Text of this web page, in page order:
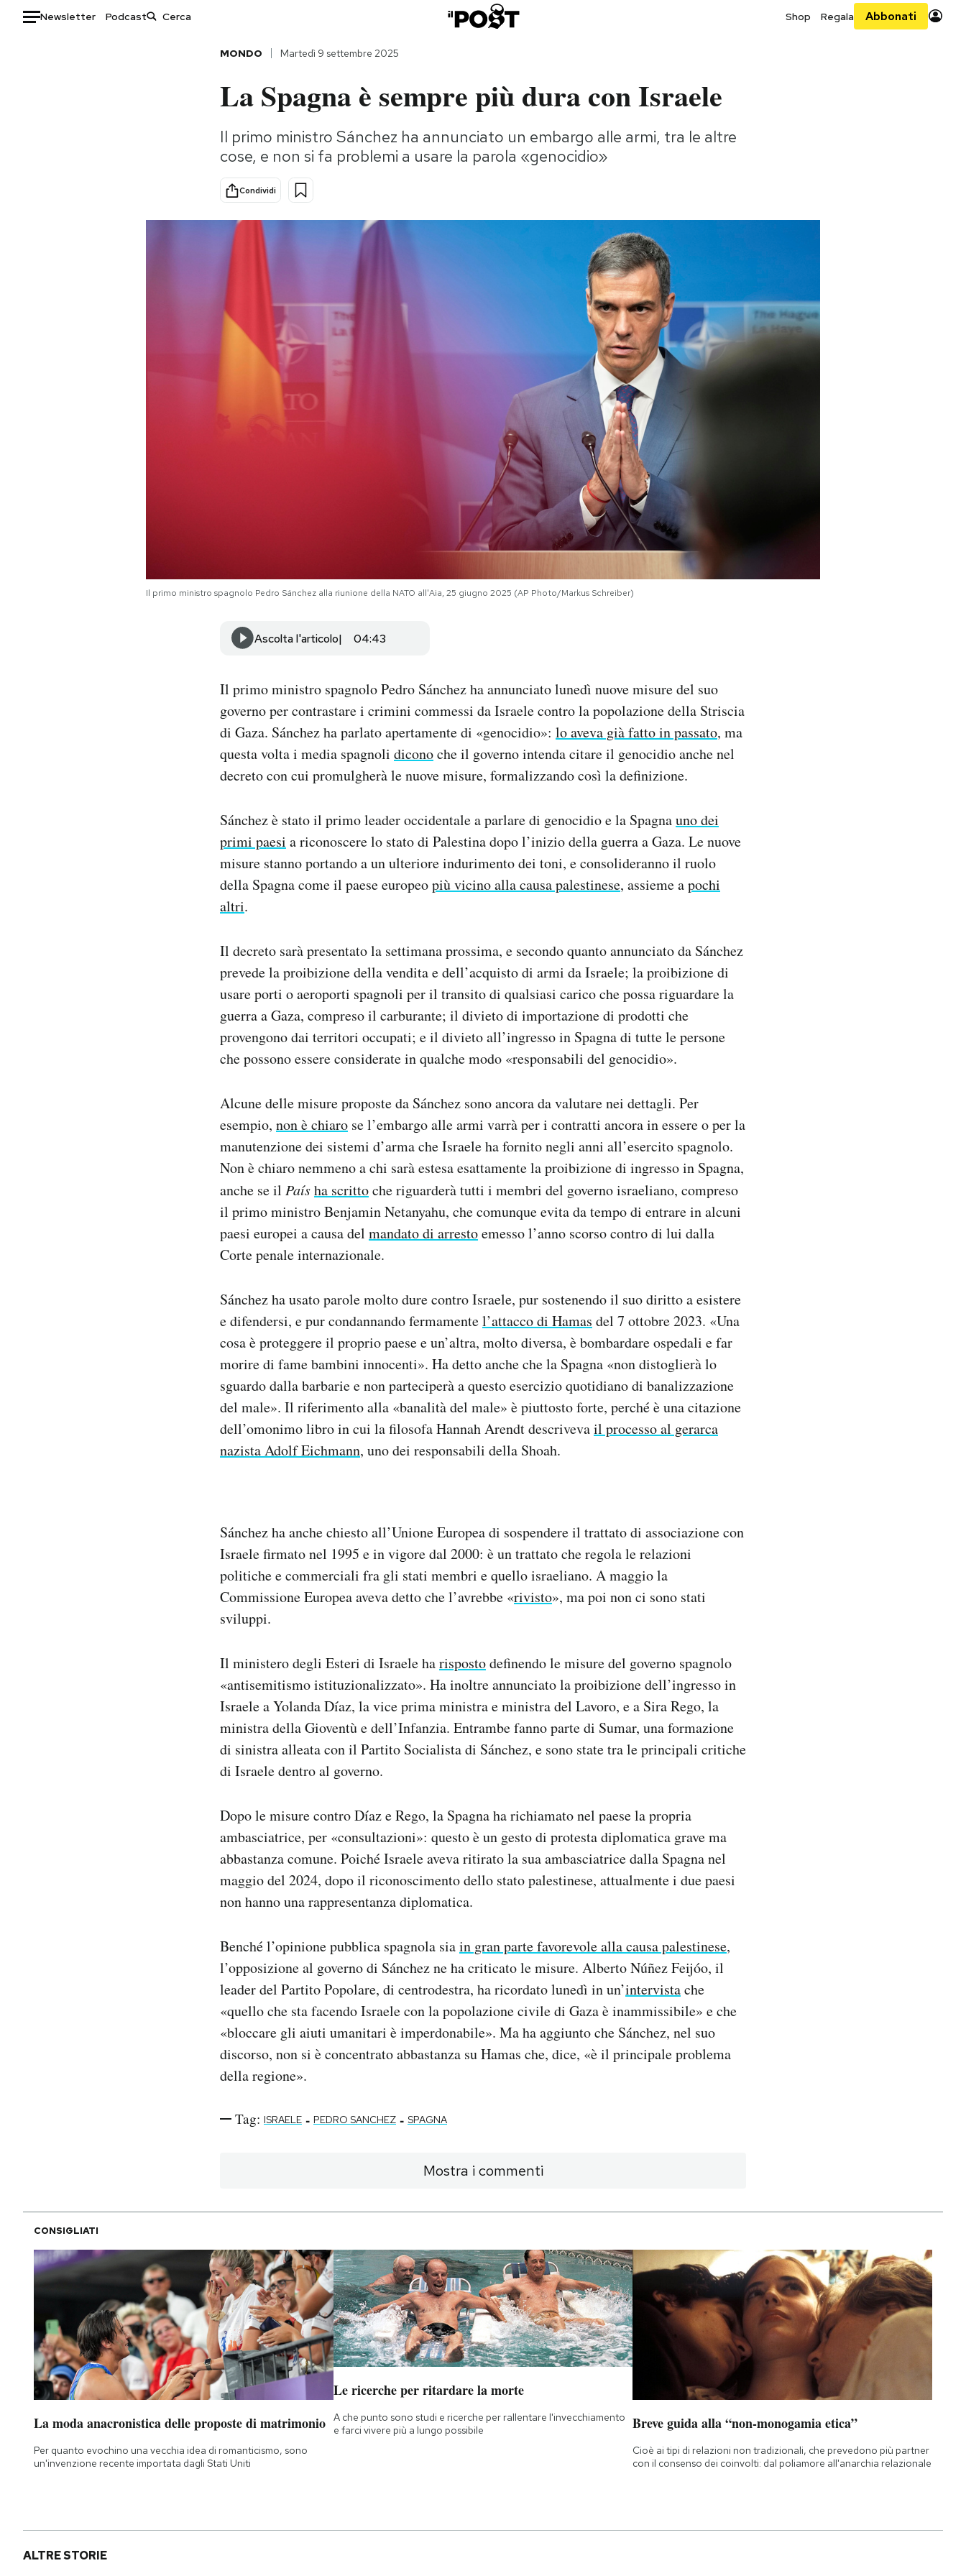
Newsletter Podcast Shop Regala Abbonati
Consumismi
Storie/Idee
Ok Boomer!
Media
Mondiali calcio 2026
MONDO Martedì 9 settembre 2025
La Spagna è sempre più dura con Israele
Il primo ministro Sánchez ha annunciato un embargo alle armi, tra le altre
cose, e non si fa problemi a usare la parola «genocidio»
Condividi
Il primo ministro spagnolo Pedro Sánchez alla riunione della NATO all'Aia, 25 giugno 2025 (AP Photo/Markus Schreiber)
Ascolta l'articolo 04:43
Il primo ministro spagnolo Pedro Sánchez ha annunciato lunedì nuove misure del suo
governo per contrastare i crimini commessi da Israele contro la popolazione della Striscia
di Gaza. Sánchez ha parlato apertamente di «genocidio»: lo aveva già fatto in passato, ma
questa volta i media spagnoli diconoche il governo intenda citare il genocidio anche nel
decreto con cui promulgherà le nuove misure, formalizzando così la definizione.
Sánchez è stato il primo leader occidentale a parlare di genocidio e la Spagnauno dei
primi paesi a riconoscere lo stato di Palestina dopo l’inizio della guerra a Gaza. Le nuove
misure stanno portando a un ulteriore indurimento dei toni, e consolideranno il ruolo
della Spagna come il paese europeopiù vicino alla causa palestinese, assieme apochi
altri.
Il decreto sarà presentato la settimana prossima, e secondo quanto annunciato da Sánchez
prevede la proibizione della vendita e dell’acquisto di armi da Israele; la proibizione di
usare porti o aeroporti spagnoli per il transito di qualsiasi carico che possa riguardare la
guerra a Gaza, compreso il carburante; il divieto di importazione di prodotti che
provengono dai territori occupati; e il divieto all’ingresso in Spagna di tutte le persone
che possono essere considerate in qualche modo «responsabili del genocidio».
Alcune delle misure proposte da Sánchez sono ancora da valutare nei dettagli. Per
esempio, non è chiaro se l’embargo alle armi varrà per i contratti ancora in essere o per la
manutenzione dei sistemi d’arma che Israele ha fornito negli anni all’esercito spagnolo.
Non è chiaro nemmeno a chi sarà estesa esattamente la proibizione di ingresso in Spagna,
anche se il Paísha scrittoche riguarderà tutti i membri del governo israeliano, compreso
il primo ministro Benjamin Netanyahu, che comunque evita da tempo di entrare in alcuni
paesi europei a causa del mandato di arrestoemesso l’anno scorso contro di lui dalla
Corte penale internazionale.
Sánchez ha usato parole molto dure contro Israele, pur sostenendo il suo diritto a esistere
e difendersi, e pur condannando fermamentel’attacco di Hamas del 7 ottobre 2023. «Una
cosa è proteggere il proprio paese e un’altra, molto diversa, è bombardare ospedali e far
morire di fame bambini innocenti». Ha detto anche che la Spagna «non distoglierà lo
sguardo dalla barbarie e non parteciperà a questo esercizio quotidiano di banalizzazione
del male». Il riferimento alla «banalità del male» è piuttosto forte, perché è una citazione
dell’omonimo libro in cui la filosofa Hannah Arendt descrivevail processo al gerarca
nazista Adolf Eichmann, uno dei responsabili della Shoah.
Sánchez ha anche chiesto all’Unione Europea di sospendere il trattato di associazione con
Israele firmato nel 1995 e in vigore dal 2000: è un trattato che regola le relazioni
politiche e commerciali fra gli stati membri e quello israeliano. A maggio la
Commissione Europea aveva detto che l’avrebbe «rivisto», ma poi non ci sono stati
sviluppi.
Il ministero degli Esteri di Israele harispostodefinendo le misure del governo spagnolo
«antisemitismo istituzionalizzato». Ha inoltre annunciato la proibizione dell’ingresso in
Israele a Yolanda Díaz, la vice prima ministra e ministra del Lavoro, e a Sira Rego, la
ministra della Gioventù e dell’Infanzia. Entrambe fanno parte di Sumar, una formazione
di sinistra alleata con il Partito Socialista di Sánchez, e sono state tra le principali critiche
di Israele dentro al governo.
Dopo le misure contro Díaz e Rego, la Spagna ha richiamato nel paese la propria
ambasciatrice, per «consultazioni»: questo è un gesto di protesta diplomatica grave ma
abbastanza comune. Poiché Israele aveva ritirato la sua ambasciatrice dalla Spagna nel
maggio del 2024, dopo il riconoscimento dello stato palestinese, attualmente i due paesi
non hanno una rappresentanza diplomatica.
Benché l’opinione pubblica spagnola siain gran parte favorevole alla causa palestinese,
l’opposizione al governo di Sánchez ne ha criticato le misure. Alberto Núñez Feijóo, il
leader del Partito Popolare, di centrodestra, ha ricordato lunedì in un’intervistache
«quello che sta facendo Israele con la popolazione civile di Gaza è inammissibile» e che
«bloccare gli aiuti umanitari è imperdonabile». Ma ha aggiunto che Sánchez, nel suo
discorso, non si è concentrato abbastanza su Hamas che, dice, «è il principale problema
della regione».
Tag: ISRAELE - PEDRO SANCHEZ - SPAGNA
Mostra i commenti
CONSIGLIATI
La moda anacronistica delle proposte di matrimonio
Per quanto evochino una vecchia idea di romanticismo, sono
un'invenzione recente importata dagli Stati Uniti
Le ricerche per ritardare la morte
A che punto sono studi e ricerche per rallentare l'invecchiamento
e farci vivere più a lungo possibile
Breve guida alla “non-monogamia etica”
Cioè ai tipi di relazioni non tradizionali, che prevedono più partner
con il consenso dei coinvolti: dal poliamore all'anarchia relazionale
ALTRE STORIE